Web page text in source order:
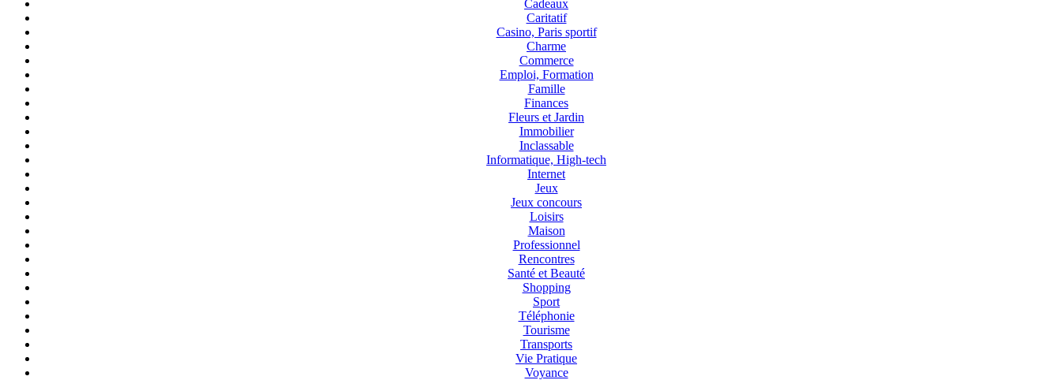
Cadeaux
Caritatif
Casino, Paris sportif
Charme
Commerce
Emploi, Formation
Famille
Finances
Fleurs et Jardin
Immobilier
Inclassable
Informatique, High-tech
Internet
Jeux
Jeux concours
Loisirs
Maison
Professionnel
Rencontres
Santé et Beauté
Shopping
Sport
Téléphonie
Tourisme
Transports
Vie Pratique
Voyance